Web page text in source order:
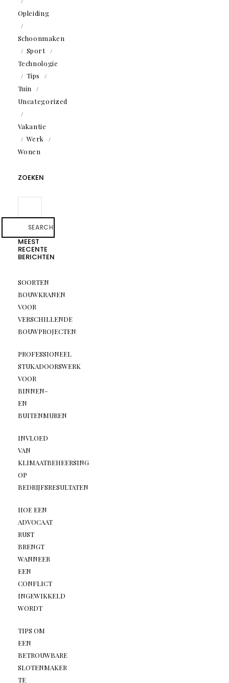
Opleiding
Schoonmaken
Sport
Technologie
Tips
Tuin
Uncategorized
Vakantie
Werk
Wonen
ZOEKEN
SEARCH
MEEST
RECENTE
BERICHTEN
SOORTEN
BOUWKRANEN
VOOR
VERSCHILLENDE
BOUWPROJECTEN
PROFESSIONEEL
STUKADOORSWERK
VOOR
BINNEN-
EN
BUITENMUREN
INVLOED
VAN
KLIMAATBEHEERSING
OP
BEDRIJFSRESULTATEN
HOE EEN
ADVOCAAT
RUST
BRENGT
WANNEER
EEN
CONFLICT
INGEWIKKELD
WORDT
TIPS OM
EEN
BETROUWBARE
SLOTENMAKER
TE